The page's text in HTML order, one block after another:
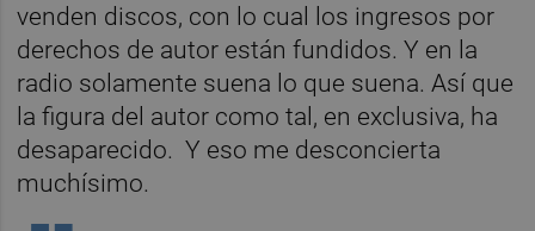
venden discos, con lo cual los ingresos por
derechos de autor están fundidos. Y en la
radio solamente suena lo que suena. Así que
la figura del autor como tal, en exclusiva, ha
desaparecido. Y eso me desconcierta
muchísimo.